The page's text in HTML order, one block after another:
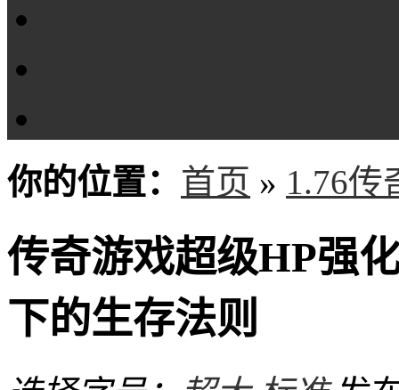
你的位置： 首页 » 1.76传
传奇游戏超级HP强
下的生存法则